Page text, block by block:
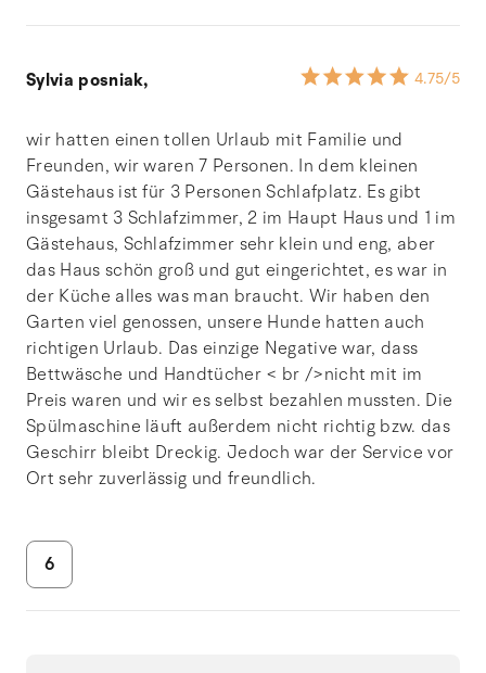
Sylvia posniak, 4.75/5
wir hatten einen tollen Urlaub mit Familie und
Freunden, wir waren 7 Personen. In dem kleinen
Gästehaus ist für 3 Personen Schlafplatz. Es gibt
insgesamt 3 Schlafzimmer, 2 im Haupt Haus und 1 im
Gästehaus, Schlafzimmer sehr klein und eng, aber
das Haus schön groß und gut eingerichtet, es war in
der Küche alles was man braucht. Wir haben den
Garten viel genossen, unsere Hunde hatten auch
richtigen Urlaub. Das einzige Negative war, dass
Bettwäsche und Handtücher < br />nicht mit im
Preis waren und wir es selbst bezahlen mussten. Die
Spülmaschine läuft außerdem nicht richtig bzw. das
Geschirr bleibt Dreckig. Jedoch war der Service vor
Ort sehr zuverlässig und freundlich.
6